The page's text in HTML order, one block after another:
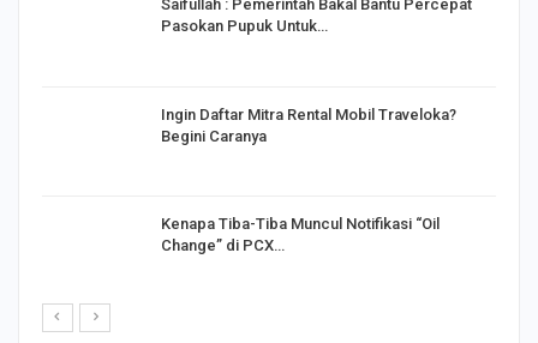
Saifullah : Pemerintah Bakal Bantu Percepat
Pasokan Pupuk Untuk…
Ingin Daftar Mitra Rental Mobil Traveloka?
Begini Caranya
Kenapa Tiba-Tiba Muncul Notifikasi “Oil
Change” di PCX…